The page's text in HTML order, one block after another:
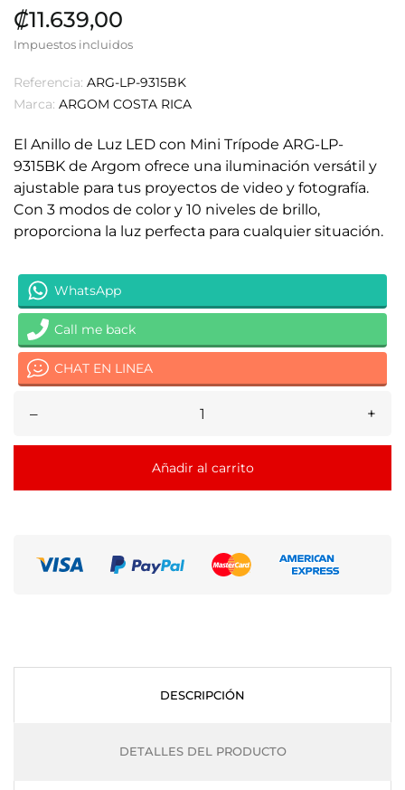
₡11.639,00
Impuestos incluidos
Referencia: ARG-LP-9315BK
Marca: ARGOM COSTA RICA
El Anillo de Luz LED con Mini Trípode ARG-LP-
9315BK de Argom ofrece una iluminación versátil y
ajustable para tus proyectos de video y fotografía.
Con 3 modos de color y 10 niveles de brillo,
proporciona la luz perfecta para cualquier situación.
WhatsApp
Call me back
CHAT EN LINEA
– +
Añadir al carrito
DESCRIPCIÓN
DETALLES DEL PRODUCTO